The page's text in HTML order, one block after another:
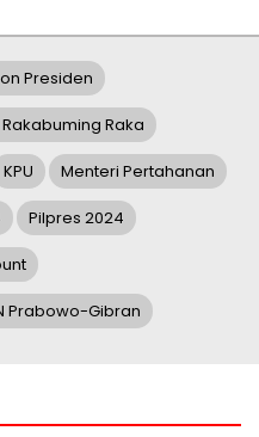
Presiden
Raka
KPU Menteri Pertahanan
Pilpres 2024
Prabowo-Gibran